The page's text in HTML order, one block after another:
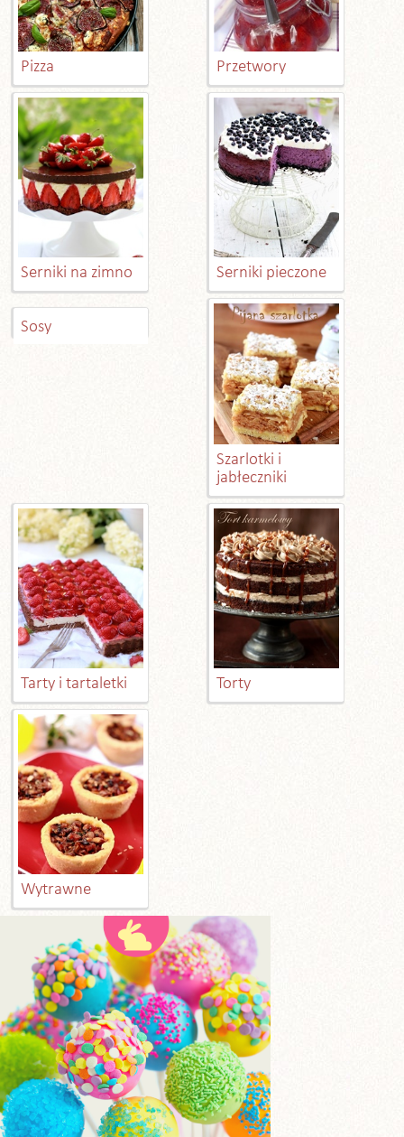
Pizza Przetwory
Serniki na zimno Serniki pieczone
Sosy
Szarlotki i
jabłeczniki
Tarty i tartaletki Torty
Wytrawne